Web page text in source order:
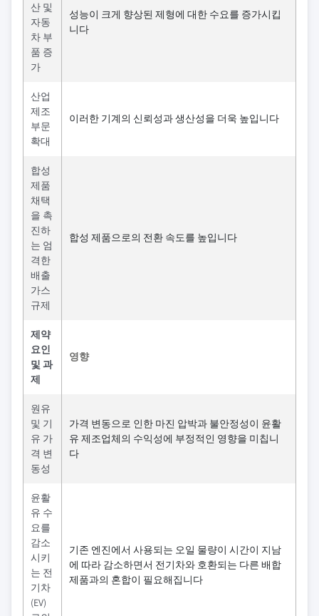
산 및
자동
차 부
품 증
가
성능이 크게 향상된 제형에 대한 수요를 증가시킵
니다
산업
제조
부문
확대
이러한 기계의 신뢰성과 생산성을 더욱 높입니다
합성
제품
채택
을 촉
진하
는 엄
격한
배출
가스
규제
합성 제품으로의 전환 속도를 높입니다
제약
요인
및 과
제
영향
원유
및 기
유 가
격 변
동성
가격 변동으로 인한 마진 압박과 불안정성이 윤활
유 제조업체의 수익성에 부정적인 영향을 미칩니
다
윤활
유 수
요를
감소
시키
는 전
기차
(EV)
기존 엔진에서 사용되는 오일 물량이 시간이 지남
에 따라 감소하면서 전기차와 호환되는 다른 배합
제품과의 혼합이 필요해집니다